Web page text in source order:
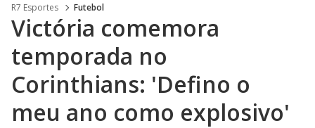
R7 Esportes Futebol
Victória comemora
temporada no
Corinthians: 'Defino o
meu ano como explosivo'